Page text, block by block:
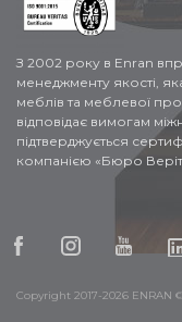
З 2002 року в Enran
менеджменту якості,
меблів та меблевої
відповідає вимогам
підтверджується
компанією «Бюро
Copyright 2017-2026 ENRAN